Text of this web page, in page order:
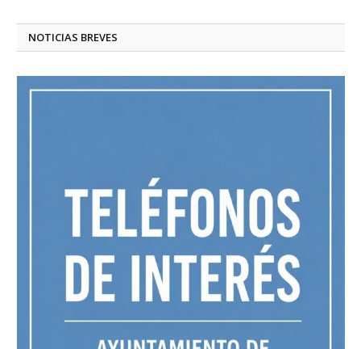
NOTICIAS BREVES